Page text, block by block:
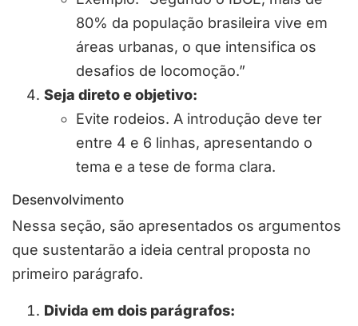
80% da população brasileira vive em
áreas urbanas, o que intensifica os
desafios de locomoção.”
Seja direto e objetivo:
Evite rodeios. A introdução deve ter
entre 4 e 6 linhas, apresentando o
tema e a tese de forma clara.
Desenvolvimento
Nessa seção, são apresentados os argumentos
que sustentarão a ideia central proposta no
primeiro parágrafo.
Divida em dois parágrafos: